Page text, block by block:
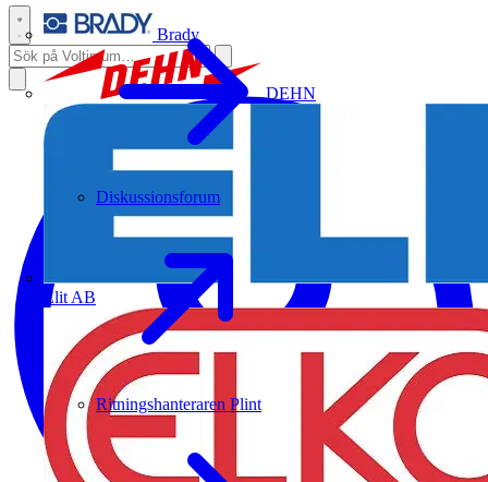
Brady
DEHN
Elit AB
Diskussionsforum
Ritningshanteraren Plint